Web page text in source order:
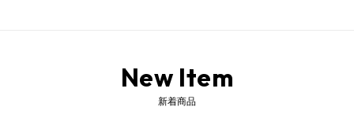
New Item
新着商品